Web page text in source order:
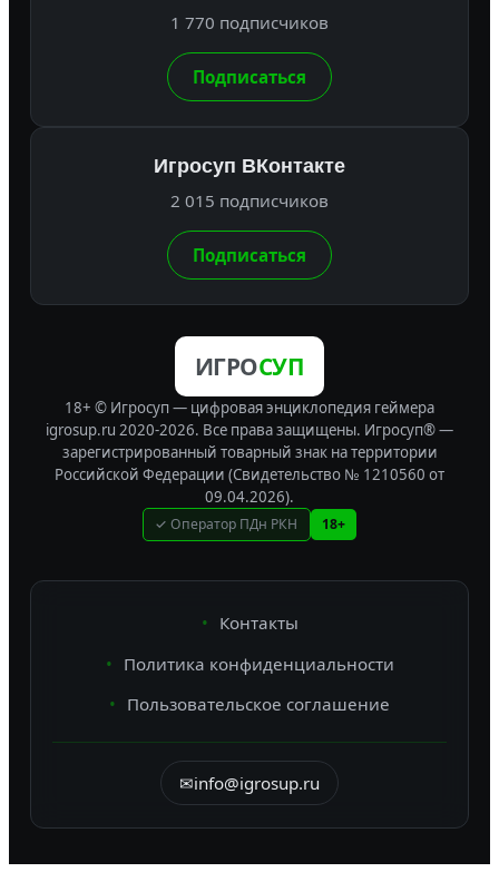
1 770 подписчиков
Подписаться
Игросуп ВКонтакте
2 015 подписчиков
Подписаться
ИГРОСУП
18+ © Игросуп — цифровая энциклопедия геймера
igrosup.ru 2020-2026. Все права защищены. Игросуп® —
зарегистрированный товарный знак на территории
Российской Федерации (Свидетельство № 1210560 от
09.04.2026).
✓ Оператор ПДн РКН 18+
Контакты
Политика конфиденциальности
Пользовательское соглашение
✉info@igrosup.ru